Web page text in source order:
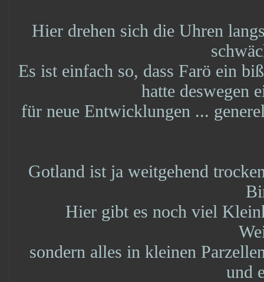
Hier drehen sich die Uhren
Es ist einfach so, dass Farö ein
hatte deswegen
für neue Entwicklungen ...
Gotland ist ja weitgehend
Hier gibt es noch viel
sondern alles in kleinen
und